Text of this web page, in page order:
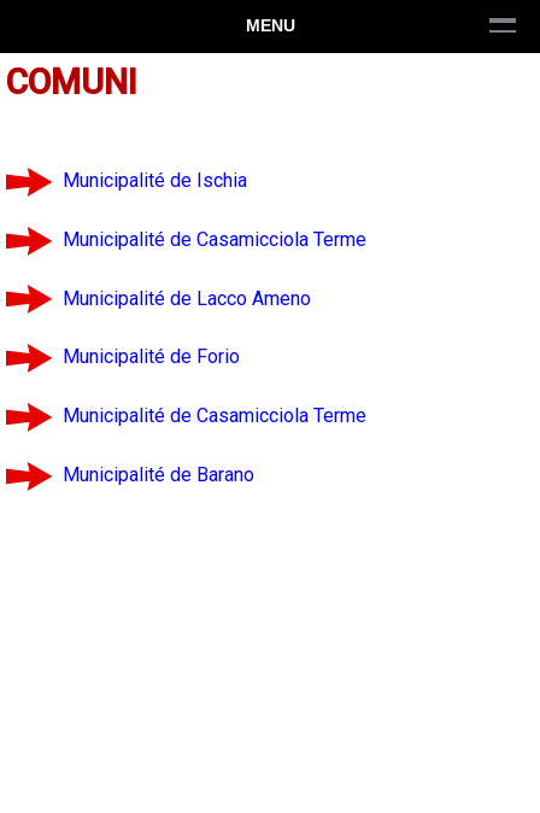
MENU
COMUNI
Municipalité de Ischia
Municipalité de Casamicciola Terme
Municipalité de Lacco Ameno
Municipalité de Forio
Municipalité de Casamicciola Terme
Municipalité de Barano